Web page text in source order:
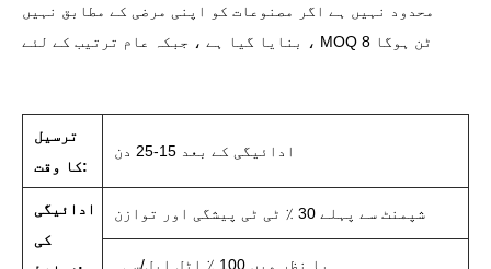
محدود نہیں ہے اگر مصنوعات کو اپنی مرضی کے مطابق نہیں
بنایا گیا ہے ، جبکہ عام ترتیب کے لئے ، MOQ 8 ٹن ہوگا
ترسیل
کا وقت:
ادائیگی کے بعد 15-25 دن
ادائیگی
کی
شپمنٹ سے پہلے 30 ٪ ٹی ٹی پیشگی اور توازن
یا نظر میں 100 ٪ اٹل ایل/سی۔